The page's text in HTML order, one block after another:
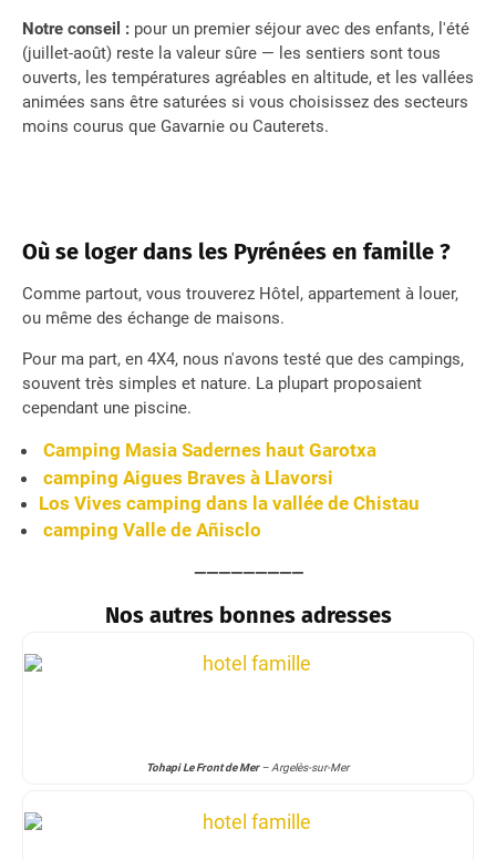
Notre conseil : pour un premier séjour avec des enfants, l'été
(juillet-août) reste la valeur sûre — les sentiers sont tous
ouverts, les températures agréables en altitude, et les vallées
animées sans être saturées si vous choisissez des secteurs
moins courus que Gavarnie ou Cauterets.
Où se loger dans les Pyrénées en famille ?
Comme partout, vous trouverez Hôtel, appartement à louer,
ou même des échange de maisons.
Pour ma part, en 4X4, nous n'avons testé que des campings,
souvent très simples et nature. La plupart proposaient
cependant une piscine.
Camping Masia Sadernes haut Garotxa
camping Aigues Braves à Llavorsi
Los Vives camping dans la vallée de Chistau
camping Valle de Añisclo
—————————
Nos autres bonnes adresses
Tohapi Le Front de Mer– Argelès-sur-Mer